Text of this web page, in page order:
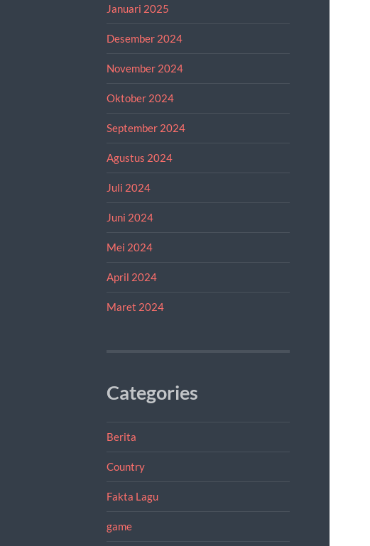
Januari 2025
Desember 2024
November 2024
Oktober 2024
September 2024
Agustus 2024
Juli 2024
Juni 2024
Mei 2024
April 2024
Maret 2024
Categories
Berita
Country
Fakta Lagu
game